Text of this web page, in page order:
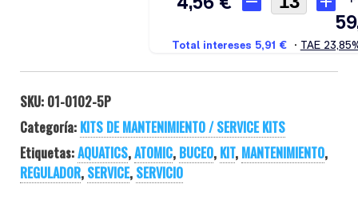
SKU: 01-0102-5P
Categoría: KITS DE MANTENIMIENTO / SERVICE KITS
Etiquetas:AQUATICS,ATOMIC, BUCEO, KIT, MANTENIMIENTO,
REGULADOR, SERVICE, SERVICIO